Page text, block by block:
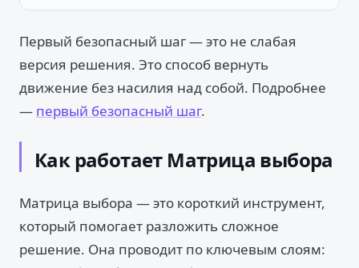
Первый безопасный шаг — это не слабая
версия решения. Это способ вернуть
движение без насилия над собой. Подробнее
— первый безопасный шаг.
Как работает Матрица выбора
Матрица выбора — это короткий инструмент,
который помогает разложить сложное
решение. Она проводит по ключевым слоям: